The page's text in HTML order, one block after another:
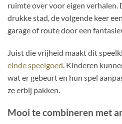
ruimte over voor eigen verhalen.
drukke stad, de volgende keer
garage of route door een
Juist die vrijheid maakt dit
einde speelgoed. Kinderen
wat er gebeurt en hun spel
ze erbij pakken.
Mooi te combineren met